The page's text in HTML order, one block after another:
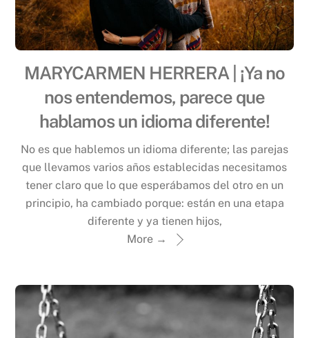
MARYCARMEN HERRERA | ¡Ya no
nos entendemos, parece que
hablamos un idioma diferente!
No es que hablemos un idioma diferente; las parejas
que llevamos varios años establecidas necesitamos
tener claro que lo que esperábamos del otro en un
principio, ha cambiado porque: están en una etapa
diferente y ya tienen hijos,
More →